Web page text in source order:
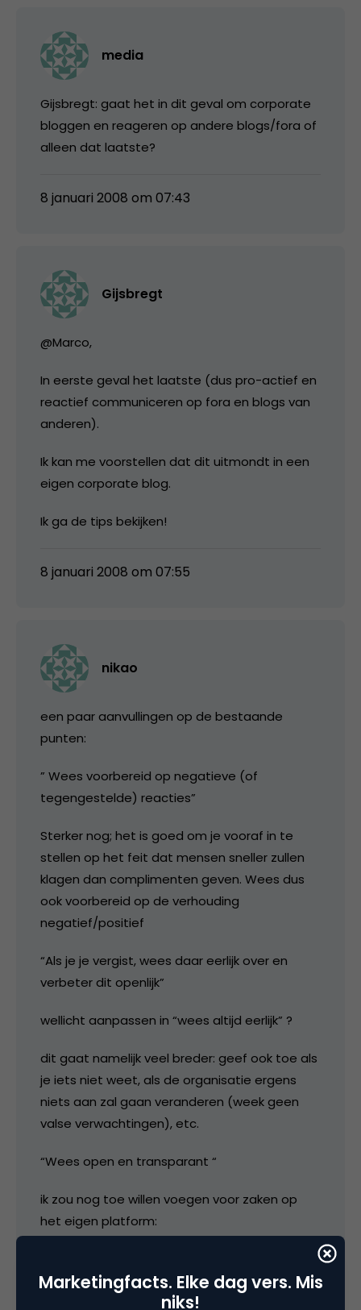
media
Gijsbregt: gaat het in dit geval om corporate
bloggen en reageren op andere blogs/fora of
alleen dat laatste?
8 januari 2008 om 07:43
Gijsbregt
@Marco,
In eerste geval het laatste (dus pro-actief en
reactief communiceren op fora en blogs van
anderen).
Ik kan me voorstellen dat dit uitmondt in een
eigen corporate blog.
Ik ga de tips bekijken!
8 januari 2008 om 07:55
nikao
een paar aanvullingen op de bestaande
punten:
” Wees voorbereid op negatieve (of
tegengestelde) reacties”
Sterker nog; het is goed om je vooraf in te
stellen op het feit dat mensen sneller zullen
klagen dan complimenten geven. Wees dus
ook voorbereid op de verhouding
negatief/positief
“Als je je vergist, wees daar eerlijk over en
verbeter dit openlijk”
wellicht aanpassen in “wees altijd eerlijk” ?
dit gaat namelijk veel breder: geef ook toe als
je iets niet weet, als de organisatie ergens
niets aan zal gaan veranderen (week geen
valse verwachtingen), etc.
“Wees open en transparant “
ik zou nog toe willen voegen voor zaken op
het eigen platform:
taalgebruik en flames ed.
Marketingfacts. Elke dag vers. Mis
niks!